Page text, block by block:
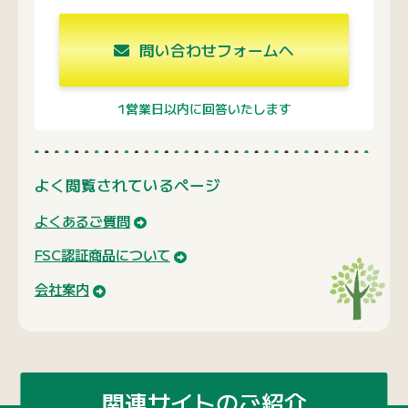
問い合わせフォームへ
1営業日以内に回答いたします
よく閲覧されているページ
よくあるご質問
FSC認証商品について
会社案内